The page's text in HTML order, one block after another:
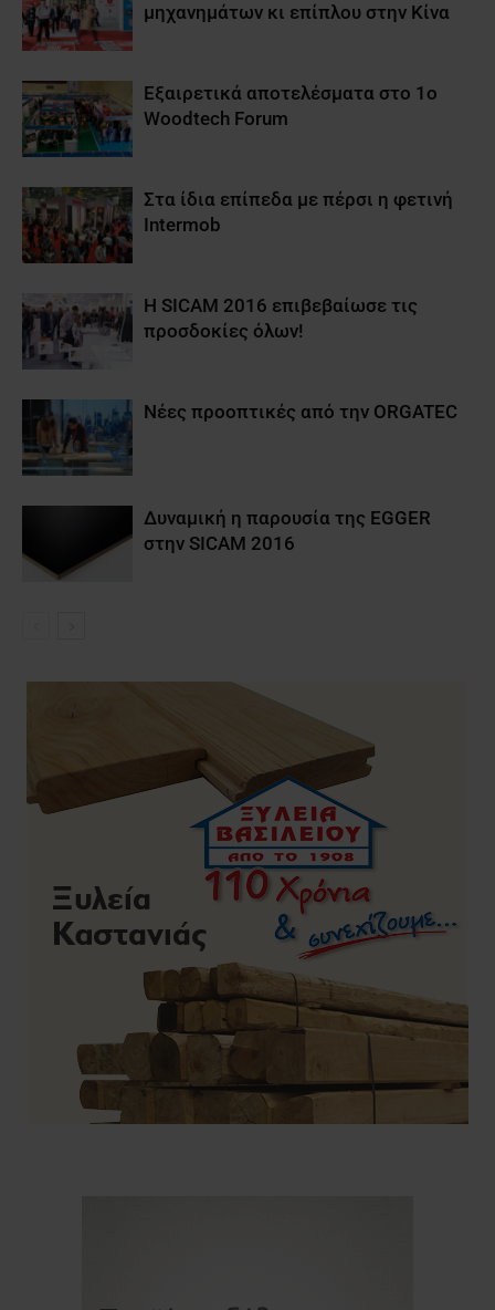
μηχανημάτων κι επίπλου στην Κίνα
Εξαιρετικά αποτελέσματα στο 1o
Woodtech Forum
Στα ίδια επίπεδα με πέρσι η φετινή
Intermob
Η SICAM 2016 επιβεβαίωσε τις
προσδοκίες όλων!
Νέες προοπτικές από την ORGATEC
Δυναμική η παρουσία της EGGER
στην SICAM 2016